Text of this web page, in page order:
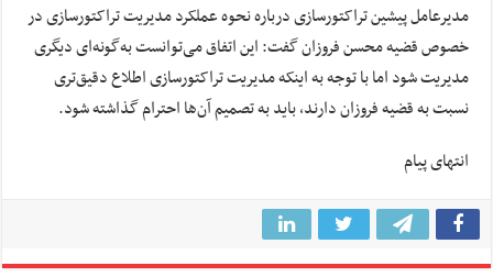
مدیرعامل پیشین تراکتورسازی درباره نحوه عملکرد مدیریت تراکتورسازی در
خصوص قضیه محسن فروزان گفت: این اتفاق می‌توانست به‌گونه‌ای دیگری
مدیریت شود اما با توجه به اینکه مدیریت تراکتورسازی اطلاع دقیق‌تری
نسبت به قضیه فروزان دارند، باید به تصمیم آن‌ها احترام گذاشته شود.
انتهای پیام